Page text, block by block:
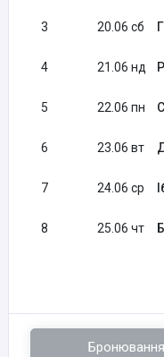
3 20.06 сб
4 21.06 нд
5 22.06 пн
6 23.06 вт
7 24.06 ср
8 25.06 чт
Бронювання